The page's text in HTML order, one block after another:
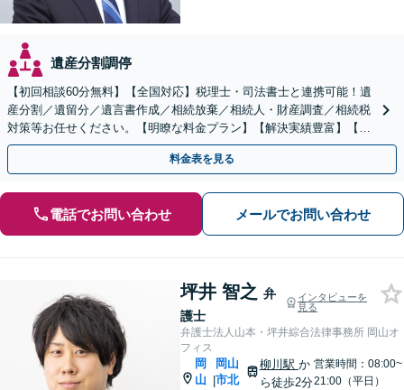
遺産分割調停
【初回相談60分無料】【全国対応】税理士・司法書士と連携可能！遺
産分割／遺留分／遺言書作成／相続放棄／相続人・財産調査／相続税
対策等お任せください。【明瞭な料金プラン】【解決実績豊富】【電
話相談可】
料金表を見る
電話でお問い合わせ メールでお問い合わせ
坪井 智之 弁
護士
インタビューを
見る
弁護士法人山本・坪井綜合法律事務所 岡山オ
フィス
岡
山 |
岡山
市北
柳川駅 か
ら徒歩2分
営業時間：08:00~
21:00（平日）